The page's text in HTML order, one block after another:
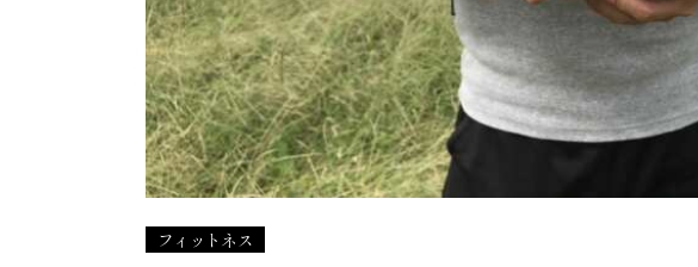
フィットネス